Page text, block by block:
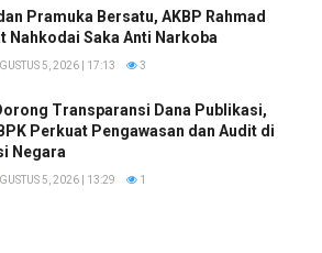
Pramuka Bersatu, AKBP Rahmad
Nahkodai Saka Anti Narkoba
5, 2026 | 17:13 3
Transparansi Dana Publikasi,
Perkuat Pengawasan dan Audit di
Negara
5, 2026 | 13:29 1